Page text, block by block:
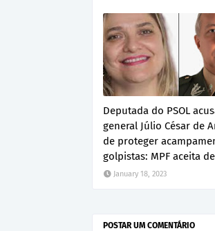
Deputada do PSOL
general Júlio César de
de proteger
golpistas: MPF aceita
January 18, 2023
POSTAR UM COMENTÁRIO